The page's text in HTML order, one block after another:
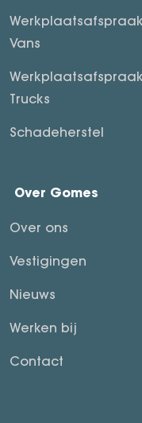
Werkplaatsafspraak
Vans
Werkplaatsafspraak
Trucks
Schadeherstel
Over Gomes
Over ons
Vestigingen
Nieuws
Werken bij
Contact